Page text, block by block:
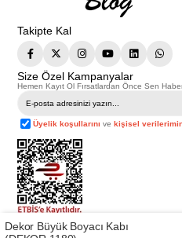
Takipte Kal
Size Özel Kampanyalar
Hemen Kayıt Ol Fırsatlardan Önce Sen
Üyelik koşullarını vekişisel
Telif Hakkı © 2026
Dekor Büyük Boyacı Kabı